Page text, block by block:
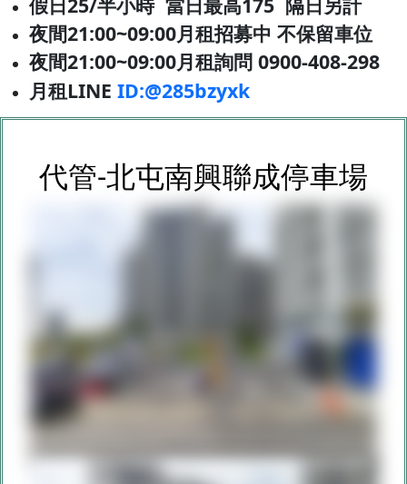
夜間21:00~09:00月租招募中 不保留車位
夜間21:00~09:00月租詢問 0900-408-298
月租LINE ID:@285bzyxk
代管-北屯南興聯成停車場